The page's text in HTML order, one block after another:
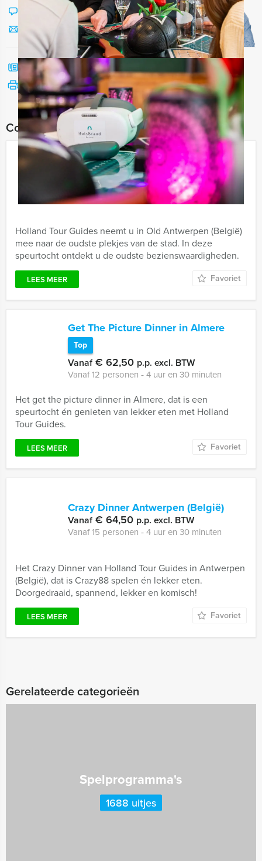
Chat met Jeroen
Stuur ons een mailtje
Bel mij terug
Bekijk printbare versie
Combineer dit uitje met:
Old Antwerpen (België)
Vanaf€ 24,50 p.p. excl. BTW
Vanaf 15 personen ‐ 2 uur en 30 minuten
Holland Tour Guides neemt u in Old Antwerpen (België)
mee naar de oudste plekjes van de stad. In deze
speurtocht ontdekt u de oudste bezienswaardigheden.
LEES MEER Favoriet
Get The Picture Dinner in Almere
Top
Vanaf€ 62,50 p.p. excl. BTW
Vanaf 12 personen ‐ 4 uur en 30 minuten
Het get the picture dinner in Almere, dat is een
speurtocht én genieten van lekker eten met Holland
Tour Guides.
LEES MEER Favoriet
Crazy Dinner Antwerpen (België)
Vanaf€ 64,50 p.p. excl. BTW
Vanaf 15 personen ‐ 4 uur en 30 minuten
Het Crazy Dinner van Holland Tour Guides in Antwerpen
(België), dat is Crazy88 spelen én lekker eten.
Doorgedraaid, spannend, lekker en komisch!
LEES MEER Favoriet
Gerelateerde categorieën
Spelprogramma's
1688 uitjes